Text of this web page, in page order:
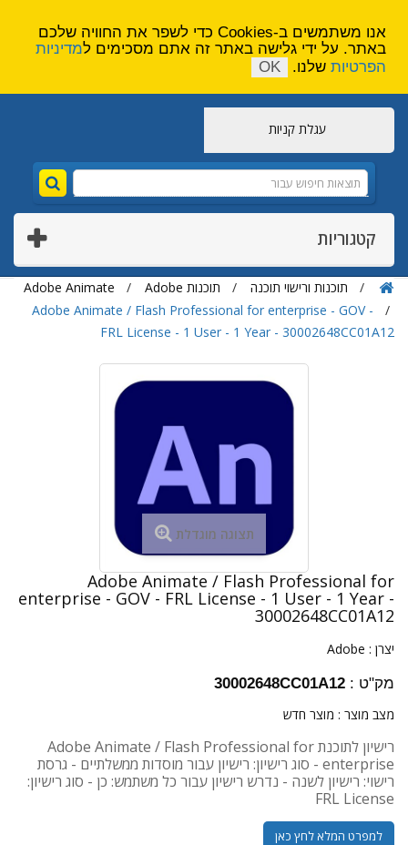
עגלת קניות
קטגוריות
תוכנות ורישוי תוכנה תוכנות Adobe
Adobe Animate
Adobe Animate / Flash Professional for enterprise - GOV -
FRL License - 1 User - 1 Year - 30002648CC01A12
תצוגה מוגדלת
Adobe Animate / Flash Professional for
enterprise - GOV - FRL License - 1 User - 1 Year -
30002648CC01A12
יצרן : Adobe
מק"ט : 30002648CC01A12
מצב מוצר : מוצר חדש
רישיון לתוכנת Adobe Animate / Flash Professional for
enterprise - סוג רישיון: רישיון עבור מוסדות ממשלתיים - גרסת
רישוי: רישיון לשנה - נדרש רישיון עבור כל משתמש: כן - סוג רישיון:
FRL License
למפרט המלא לחץ כאן
אנו משתמשים ב-Cookies כדי לשפר את החוויה שלכם
באתר. על ידי גלישה באתר זה אתם מסכימים למדיניות
הפרטיות שלנו. OK